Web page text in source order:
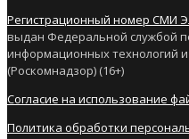
Регистрационный номер СМИ
выдан Федеральной службой
информационных технологий
(Роскомнадзор) (16+)
Согласие на использование
Политика обработки